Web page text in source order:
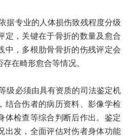
专业的人体损伤致残程度分级
定，关键在于骨折的数量及愈合
中，多根肋骨骨折的伤残评定会
在畸形愈合等情况。
必须由具有资质的司法鉴定机
结合伤者的病历资料、影像学检
体检查等综合判断后作出。鉴定
出发，全面评估对伤者身体功能